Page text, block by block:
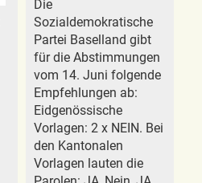
Die
Sozialdemokratische
Partei Baselland gibt
für die Abstimmungen
vom 14. Juni folgende
Empfehlungen ab:
Eidgenössische
Vorlagen: 2 x NEIN. Bei
den Kantonalen
Vorlagen lauten die